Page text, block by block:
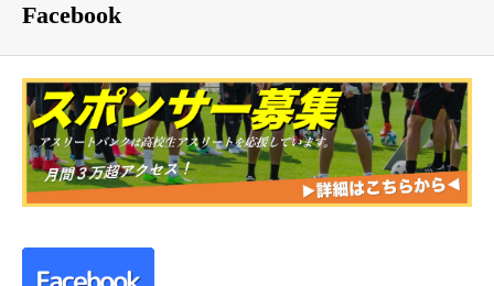
Facebook